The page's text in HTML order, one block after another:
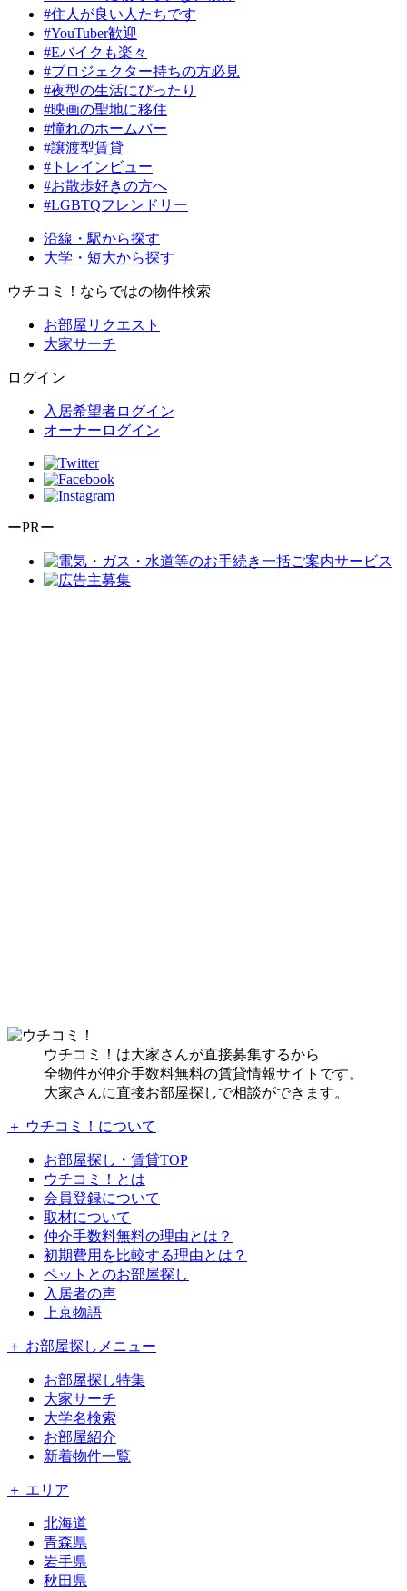
#住人が良い人たちです
#YouTuber歓迎
#Eバイクも楽々
#プロジェクター持ちの方必見
#夜型の生活にぴったり
#映画の聖地に移住
#憧れのホームバー
#譲渡型賃貸
#トレインビュー
#お散歩好きの方へ
#LGBTQフレンドリー
沿線・駅から探す
大学・短大から探す
ウチコミ！ならではの物件検索
お部屋リクエスト
大家サーチ
ログイン
入居希望者ログイン
オーナーログイン
ーPRー
ウチコミ！は大家さんが直接募集するから
全物件が仲介手数料無料の賃貸情報サイトです。
大家さんに直接お部屋探しで相談ができます。
＋ ウチコミ！について
お部屋探し・賃貸TOP
ウチコミ！とは
会員登録について
取材について
仲介手数料無料の理由とは？
初期費用を比較する理由とは？
ペットとのお部屋探し
入居者の声
上京物語
＋ お部屋探しメニュー
お部屋探し特集
大家サーチ
大学名検索
お部屋紹介
新着物件一覧
＋ エリア
北海道
青森県
岩手県
秋田県